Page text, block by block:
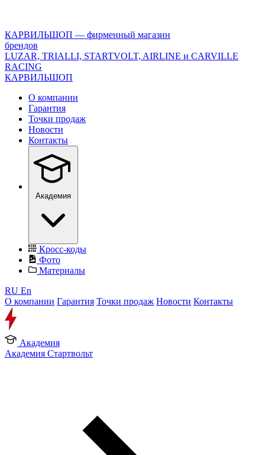
version="1.0"
encoding="utf-
8"?
>
КАРВИЛЬШОП — фирменный магазин
брендов
LUZAR, TRIALLI, STARTVOLT, AIRLINE и CARVILLE
RACING
КАРВИЛЬШОП
О компании
Гарантия
Точки продаж
Новости
Контакты
Академия
Кросс-коды
Фото
Материалы
RU En
О компании Гарантия Точки продаж Новости Контакты
Академия
Академия Стартвольт